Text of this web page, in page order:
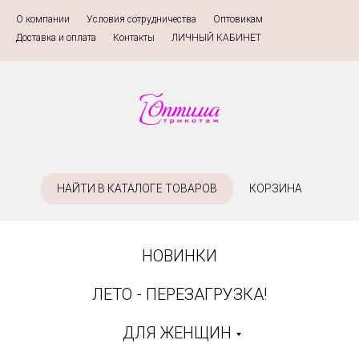
О компании Условия сотрудничества Оптовикам
Доставка и оплата
Контакты ЛИЧНЫЙ КАБИНЕТ
НАЙТИ В КАТАЛОГЕ ТОВАРОВ КОРЗИНА
НОВИНКИ
ЛЕТО - ПЕРЕЗАГРУЗКА!
ДЛЯ ЖЕНЩИН